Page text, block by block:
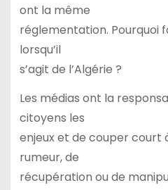
ont la même
réglementation. Pourquoi
lorsqu’il
s’agit de l’Algérie ?
Les médias ont la
citoyens les
enjeux et de couper
rumeur, de
récupération ou de